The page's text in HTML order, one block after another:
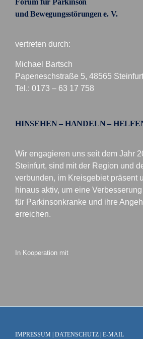
Forum für Parkinson
und Bewegungsstörungen e. V.
vertreten durch:
Michael Bartsch
Papeneschstraße 5, 48565 Steinfurt
Tel.: 0173 – 63 17 758
HINSEHEN – HANDELN –
Wir engagieren uns seit dem Jahr
Steinfurt, sind mit der Region und
verbunden, im Kreisgebiet präsent
hinaus aktiv, um eine
für Parkinsonkranke und ihre
erreichen.
In Kooperation mit
IMPRESSUM | DATENSCHUTZ| E-MAIL